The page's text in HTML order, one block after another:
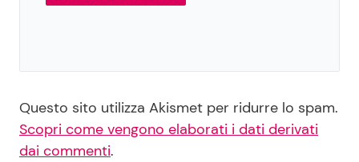
Questo sito utilizza Akismet per ridurre lo spam.
Scopri come vengono elaborati i dati derivati
dai commenti.